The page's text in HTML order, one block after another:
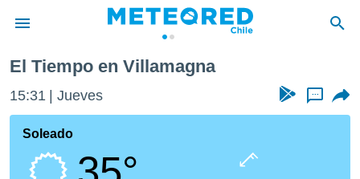
de
por
que se
El Tiempo en Villamagna
15:31 Jueves ...
Soleado